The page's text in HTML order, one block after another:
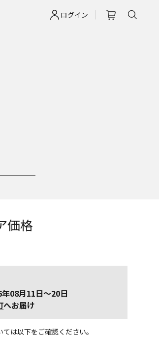
ログイン
価格
08月11日～20日
へお届け
は以下をご確認ください。